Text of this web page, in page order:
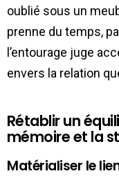
oublié sous un
prenne du temps,
l’entourage juge
envers la relation
Rétablir un
mémoire et la
Matérialiser le